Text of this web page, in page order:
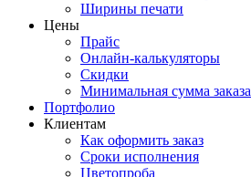
Ширины печати
Цены
Прайс
Онлайн-калькуляторы
Скидки
Минимальная сумма заказа
Портфолио
Клиентам
Как оформить заказ
Сроки исполнения
Цветопроба